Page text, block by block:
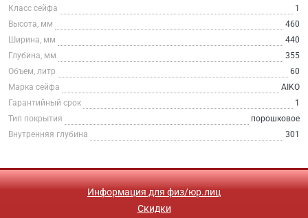
Класс сейфа
1
Высота, мм
460
Ширина, мм
440
Глубина, мм
355
Объем, литр
60
Марка сейфа
AIKO
Гарантийный срок
1
Тип покрытия
порошковое
Внутренняя глубина
301
Информация для физ/юр.лиц
Скидки